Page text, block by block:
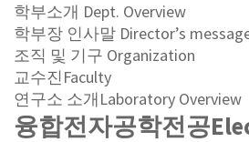
학부소개 Dept. Overview
학부장 인사말 Director’s
조직 및 기구 Organization
교수진Faculty
연구소 소개Laboratory Overview
융합전자공학전공